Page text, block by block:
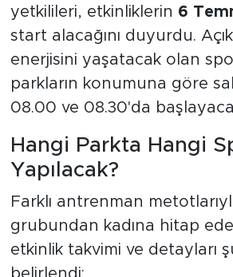
yetkilileri, etkinliklerin 6
start alacağını duyurdu.
enerjisini yaşatacak olan
parkların konumuna göre
08.00 ve 08.30'da
Hangi Parkta Hangi
Yapılacak?
Farklı antrenman
grubundan kadına hitap
etkinlik takvimi ve detayları
belirlendi: